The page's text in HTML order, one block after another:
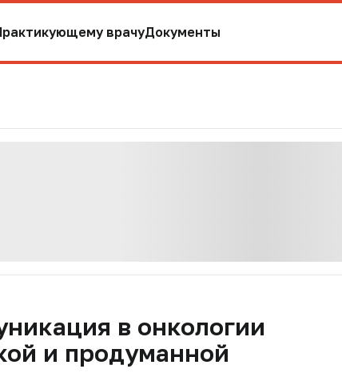
врачуДокументы
в онкологии
и продуманной